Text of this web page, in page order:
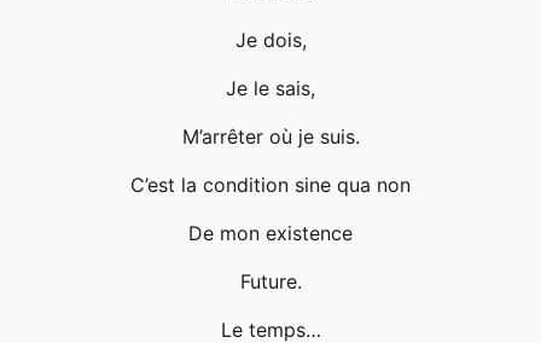
Je dois,
Je le sais,
M’arrêter où je suis.
C’est la condition sine qua non
De mon existence
Future.
Le temps…